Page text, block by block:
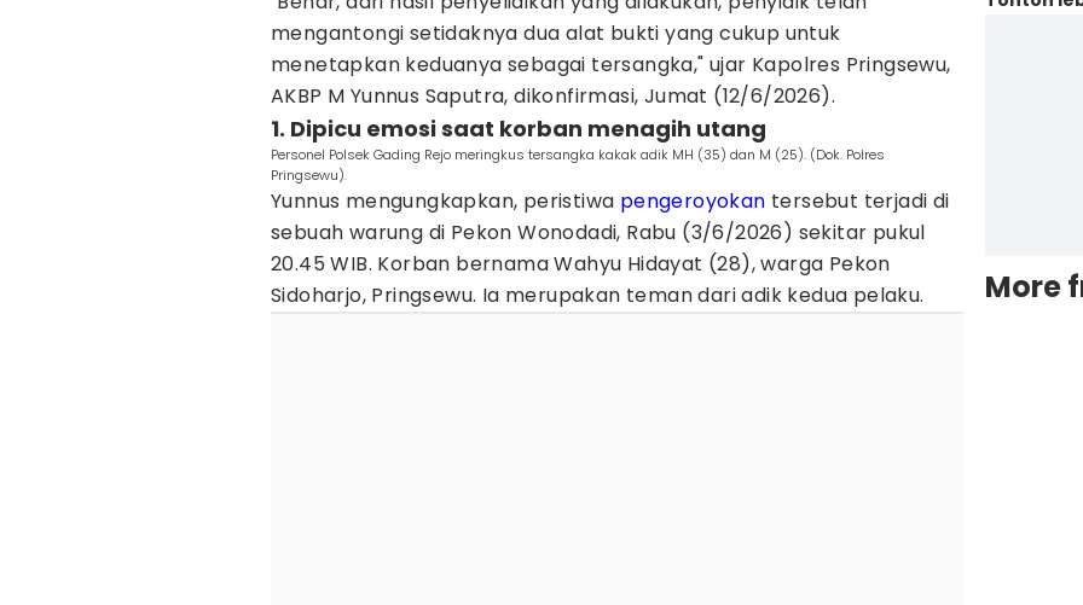
mengantongi setidaknya dua alat bukti yang cukup untuk
menetapkan keduanya sebagai tersangka," ujar Kapolres Pringsewu,
AKBP M Yunnus Saputra, dikonfirmasi, Jumat (12/6/2026).
1. Dipicu emosi saat korban menagih utang
Personel Polsek Gading Rejo meringkus tersangka kakak adik MH (35) dan M (25). (Dok. Polres
Pringsewu).
Yunnus mengungkapkan, peristiwa pengeroyokan tersebut terjadi di
sebuah warung di Pekon Wonodadi, Rabu (3/6/2026) sekitar pukul
20.45 WIB. Korban bernama Wahyu Hidayat (28), warga Pekon
Sidoharjo, Pringsewu. Ia merupakan teman dari adik kedua pelaku.
More